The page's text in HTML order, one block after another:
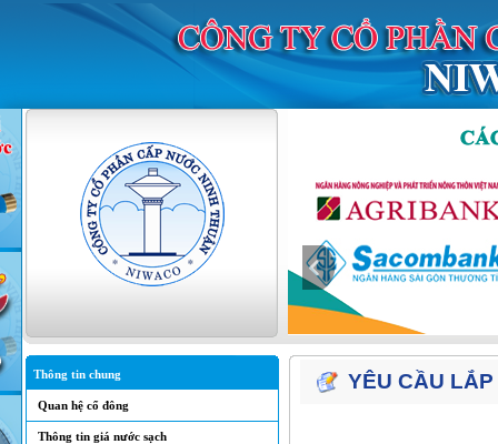
Thông tin chung
Quan hệ cổ đông
Thông tin giá nước sạch
YÊU CẦU